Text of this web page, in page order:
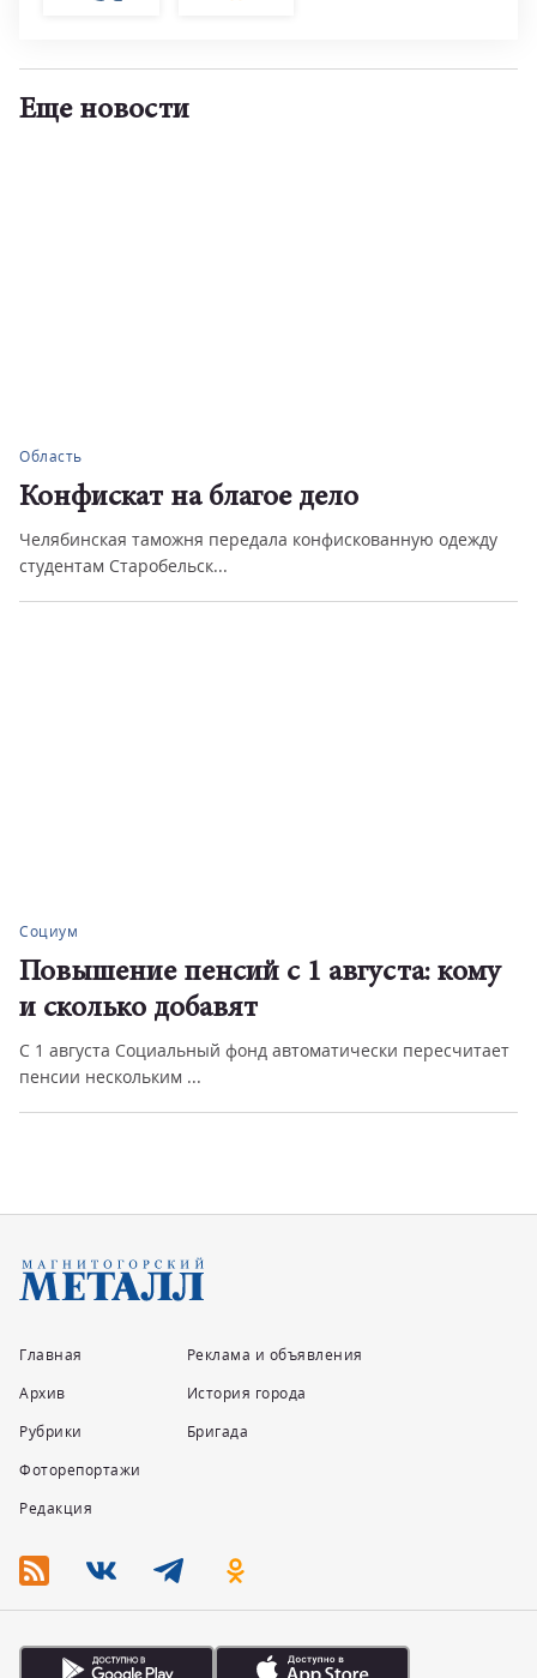
Еще новости
Область
Конфискат на благое дело
Челябинская таможня передала конфискованную одежду
студентам Старобельск...
Социум
Повышение пенсий с 1 августа: кому
и сколько добавят
С 1 августа Социальный фонд автоматически пересчитает
пенсии нескольким ...
Главная
Архив
Рубрики
Фоторепортажи
Редакция
Реклама и объявления
История города
Бригада